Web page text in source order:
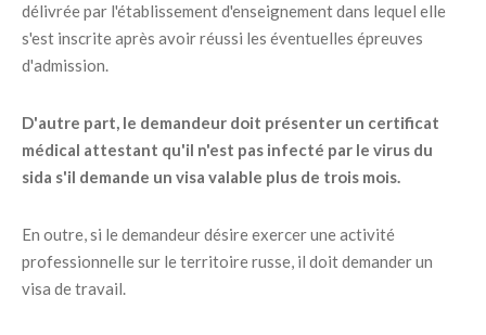
délivrée par l'établissement d'enseignement dans lequel elle
s'est inscrite après avoir réussi les éventuelles épreuves
d'admission.
D'autre part, le demandeur doit présenter un certificat
médical attestant qu'il n'est pas infecté par le virus du
sida s'il demande un visa valable plus de trois mois.
En outre, si le demandeur désire exercer une activité
professionnelle sur le territoire russe, il doit demander un
visa de travail.